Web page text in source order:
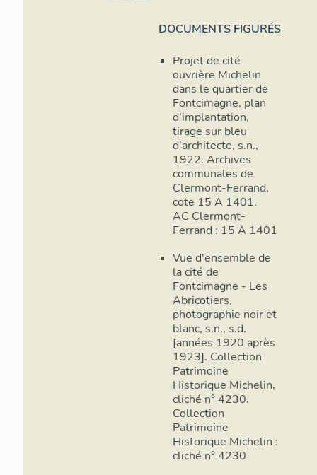
DOCUMENTS FIGURÉS
Projet de cité
ouvrière Michelin
dans le quartier de
Fontcimagne, plan
d'implantation,
tirage sur bleu
d'architecte, s.n.,
1922. Archives
communales de
Clermont-Ferrand,
cote 15 A 1401.
AC Clermont-
Ferrand : 15 A 1401
Vue d'ensemble de
la cité de
Fontcimagne - Les
Abricotiers,
photographie noir et
blanc, s.n., s.d.
[années 1920 après
1923]. Collection
Patrimoine
Historique Michelin,
cliché n° 4230.
Collection
Patrimoine
Historique Michelin :
cliché n° 4230